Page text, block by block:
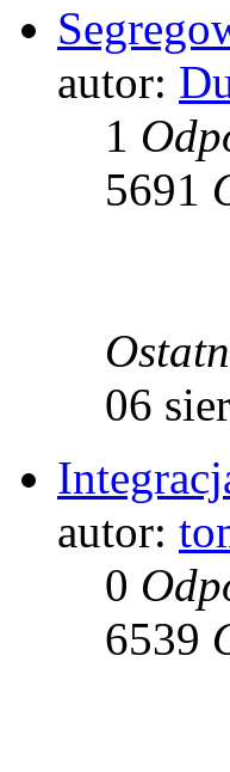
autor:
1
5691
06
autor:
0
6539